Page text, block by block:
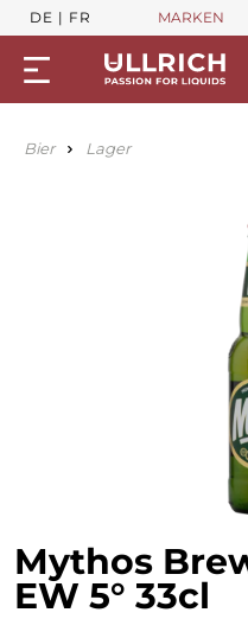
DE FR MARKEN
Bier Lager
Mythos
EW 5° 33cl